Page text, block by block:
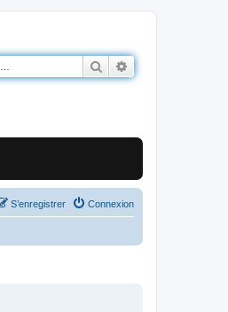
Rechercher
Connexion
S’enregistrer